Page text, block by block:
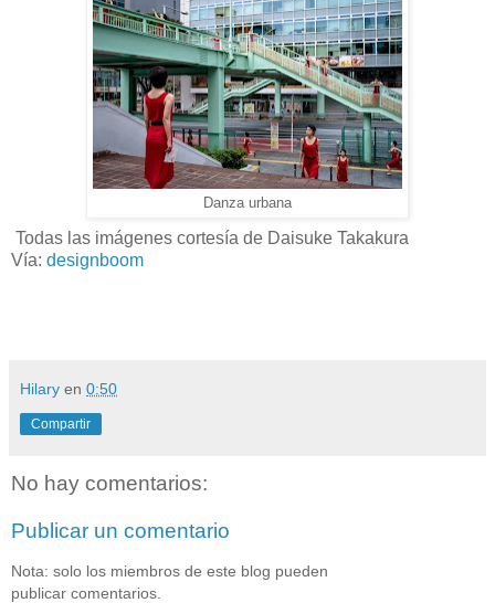
Danza urbana
Todas las imágenes cortesía de Daisuke Takakura
Vía: designboom
Hilary en 0:50
Compartir
No hay comentarios:
Publicar un comentario
Nota: solo los miembros de este blog pueden
publicar comentarios.